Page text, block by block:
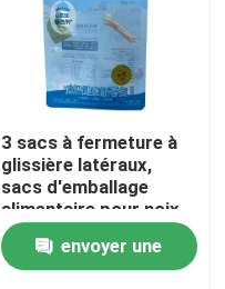
3 sacs à fermeture à
glissière latéraux,
sacs d'emballage
alimentaire pour noix
et stérilisation
personnalisée dans
l'industrie
envoyer une